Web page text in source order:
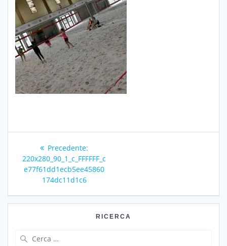
Navigazione
articoli
Precedente:
precedente:
220x280_90_1_c_FFFFFF_c
e77f61dd1ecb5ee45860
174dc11d1c6
RICERCA